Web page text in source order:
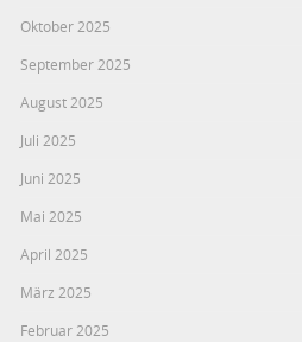
Oktober 2025
September 2025
August 2025
Juli 2025
Juni 2025
Mai 2025
April 2025
März 2025
Februar 2025